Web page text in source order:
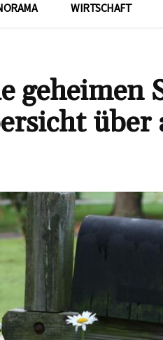
WIRTSCHAFT
geheimen
über